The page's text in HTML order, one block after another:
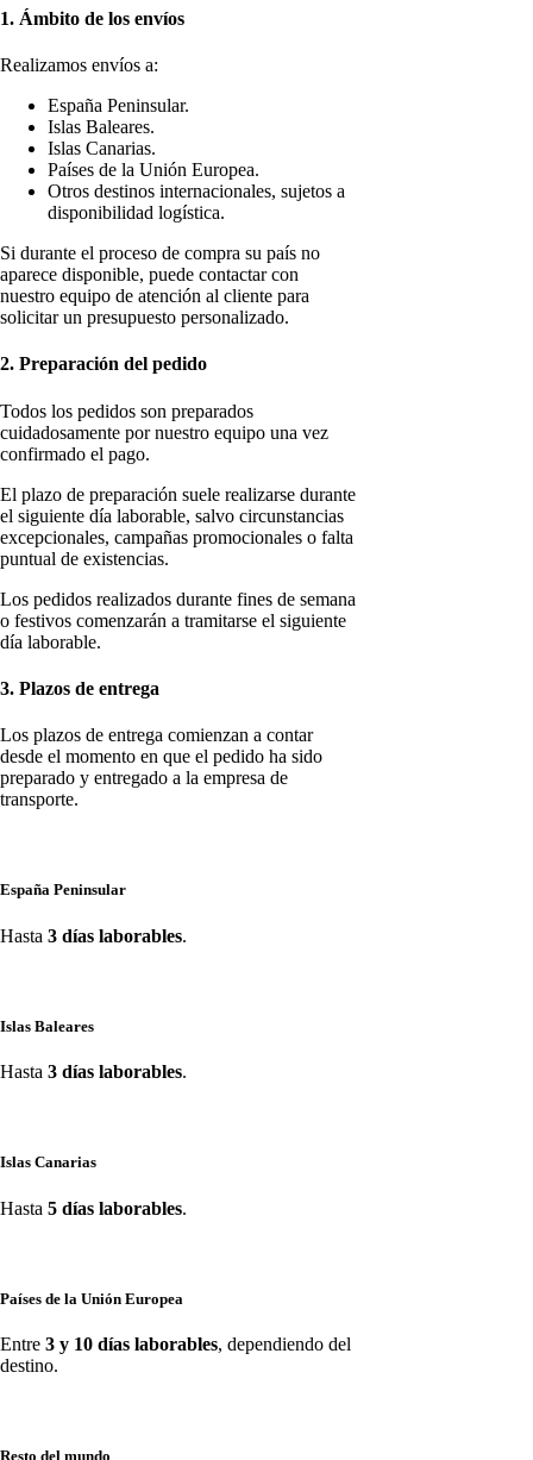
1. Ámbito de los envíos
Realizamos envíos a:
España Peninsular.
Islas Baleares.
Islas Canarias.
Países de la Unión Europea.
Otros destinos internacionales, sujetos a
disponibilidad logística.
Si durante el proceso de compra su país no
aparece disponible, puede contactar con
nuestro equipo de atención al cliente para
solicitar un presupuesto personalizado.
2. Preparación del pedido
Todos los pedidos son preparados
cuidadosamente por nuestro equipo una vez
confirmado el pago.
El plazo de preparación suele realizarse durante
el siguiente día laborable, salvo circunstancias
excepcionales, campañas promocionales o falta
puntual de existencias.
Los pedidos realizados durante fines de semana
o festivos comenzarán a tramitarse el siguiente
día laborable.
3. Plazos de entrega
Los plazos de entrega comienzan a contar
desde el momento en que el pedido ha sido
preparado y entregado a la empresa de
transporte.
España Peninsular
Hasta 3 días laborables.
Islas Baleares
Hasta 3 días laborables.
Islas Canarias
Hasta 5 días laborables.
Países de la Unión Europea
Entre 3 y 10 días laborables, dependiendo del
destino.
Resto del mundo